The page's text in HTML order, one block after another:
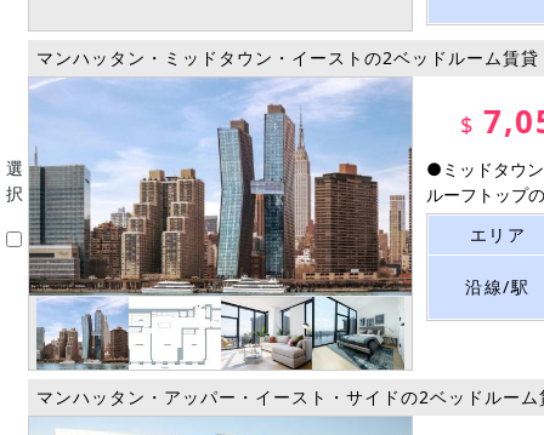
選
択
マンハッタン・ミッドタウン・イーストの2ベッドルーム賃
$
●ミッドタウ
ルーフトップ
エリア
沿線/駅
マンハッタン・アッパー・イースト・サイドの2ベッドルー